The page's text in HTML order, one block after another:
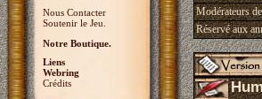
Nous Contacter
Soutenir le Jeu.
Notre Boutique.
Liens
Webring
Crédits
Modérateurs
Réservé aux